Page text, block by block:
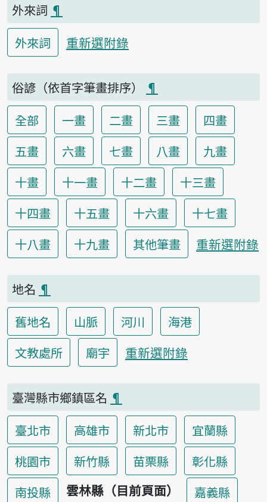
外來詞 ¶
外來詞
重新選附錄
俗諺（依首字筆畫排序）
¶
全部
一畫 二畫 三畫
四畫
五畫
六畫 七畫 八畫
九畫
十畫
十一畫 十二畫
十三畫
十四畫
十五畫 十六畫
十七畫
十八畫
十九畫 其他筆畫 重新選附錄
地名 ¶
舊地名
山脈 河川
海港
文教處所
廟宇 重新選附錄
臺灣縣市鄉鎮區名 ¶
臺北市
高雄市 新北市
宜蘭縣
桃園市
新竹縣 苗栗縣
彰化縣
南投縣
雲林縣（目前頁面）
嘉義縣